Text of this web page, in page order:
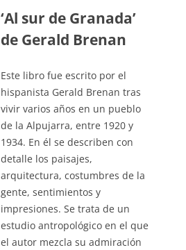
‘Al sur de Granada’
de Gerald Brenan
Este libro fue escrito por el
hispanista Gerald Brenan tras
vivir varios años en un pueblo
de la Alpujarra, entre 1920 y
1934. En él se describen con
detalle los paisajes,
arquitectura, costumbres de la
gente, sentimientos y
impresiones. Se trata de un
estudio antropológico en el que
el autor mezcla su admiración